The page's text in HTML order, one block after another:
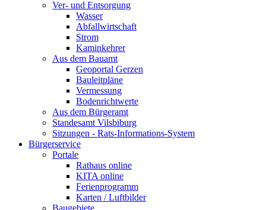
Ver- und Entsorgung
Wasser
Abfallwirtschaft
Strom
Kaminkehrer
Aus dem Bauamt
Geoportal Gerzen
Bauleitpläne
Vermessung
Bodenrichtwerte
Aus dem Bürgeramt
Standesamt Vilsbiburg
Sitzungen - Rats-Informations-System
Bürgerservice
Portale
Rathaus online
KITA online
Ferienprogramm
Karten / Luftbilder
Baugebiete